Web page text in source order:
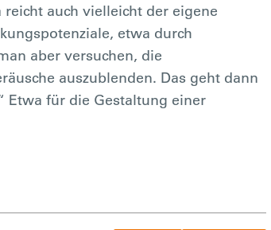
auch vielleicht der eigene
etwa durch
aber versuchen, die
auszublenden. Das geht dann
Etwa für die Gestaltung einer